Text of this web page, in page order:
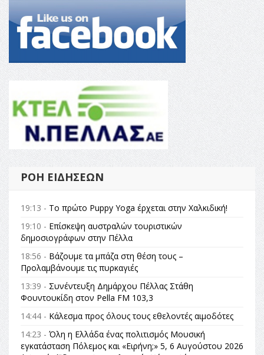
ΡΟΉ ΕΙΔΉΣΕΩΝ
19:13 - Το πρώτο Puppy Yoga έρχεται στην Χαλκιδική!
19:10 - Επίσκεψη αυστραλών τουριστικών
δημοσιογράφων στην Πέλλα
18:56 - Βάζουμε τα μπάζα στη θέση τους –
Προλαμβάνουμε τις πυρκαγιές
13:39 - Συνέντευξη Δημάρχου Πέλλας Στάθη
Φουντουκίδη στον Pella FM 103,3
14:44 - Κάλεσμα προς όλους τους εθελοντές αιμοδότες
14:23 - Όλη η Ελλάδα ένας πολιτισμός Μουσική
εγκατάσταση Πόλεμος και «Ειρήνη;» 5, 6 Αυγούστου 2026